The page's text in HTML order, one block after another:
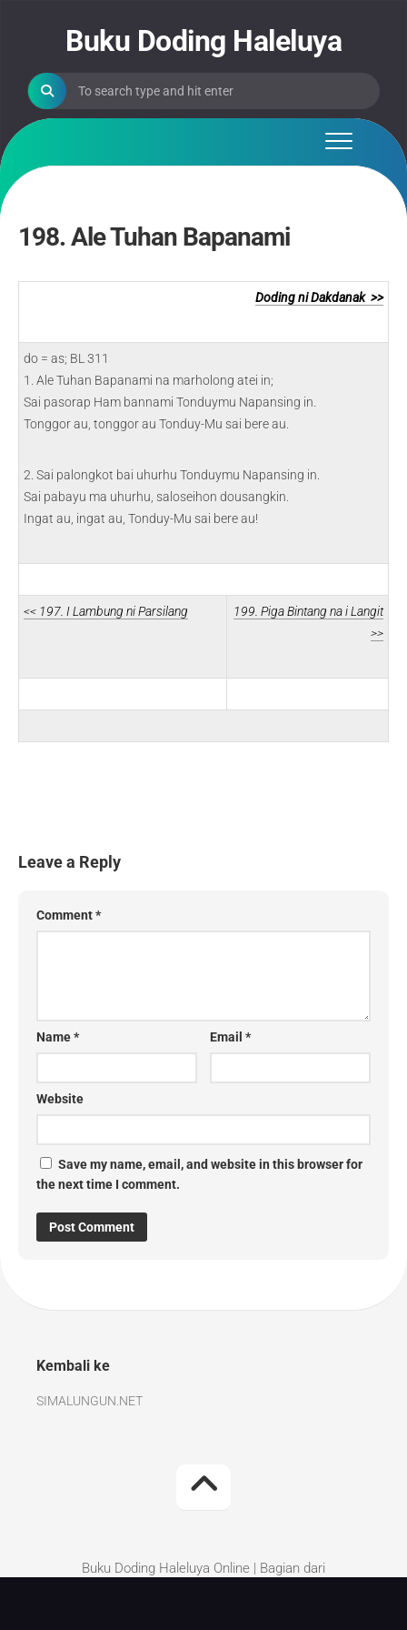
Buku Doding Haleluya
198. Ale Tuhan Bapanami
Doding ni Dakdanak >>
do = as; BL 311
1. Ale Tuhan Bapanami na marholong atei in;
Sai pasorap Ham bannami Tonduymu Napansing in.
Tonggor au, tonggor au Tonduy-Mu sai bere au.
2. Sai palongkot bai uhurhu Tonduymu Napansing in.
Sai pabayu ma uhurhu, saloseihon dousangkin.
Ingat au, ingat au, Tonduy-Mu sai bere au!
<< 197. I Lambung ni Parsilang
199. Piga Bintang na i Langit
>>
Leave a Reply
Comment*
Name* Email*
Website
Save my name, email, and website in this browser for
the next time I comment.
Kembali ke
SIMALUNGUN.NET
Buku Doding Haleluya Online | Bagian dari